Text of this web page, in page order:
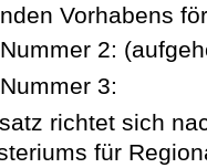
Vorhabens
2:
3:
richtet sich
für